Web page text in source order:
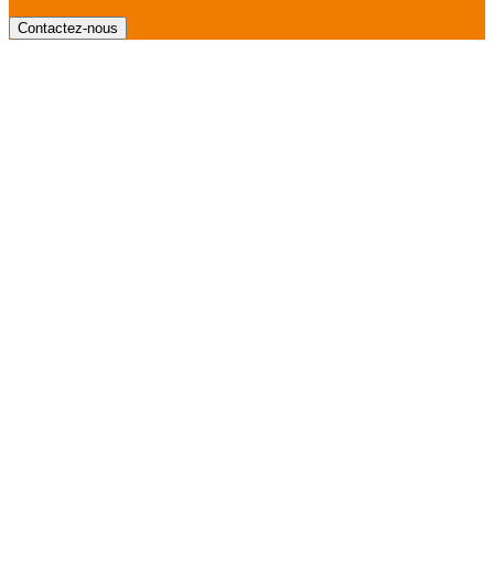
Contactez-nous